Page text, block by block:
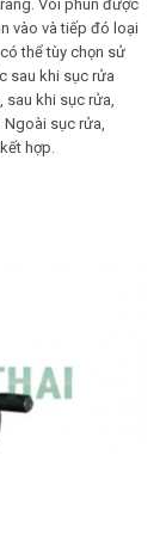
Vòi phun được
vào và tiếp đó loại
thể tùy chọn sử
sau khi sục rửa
khi sục rửa,
sục rửa,
hợp.